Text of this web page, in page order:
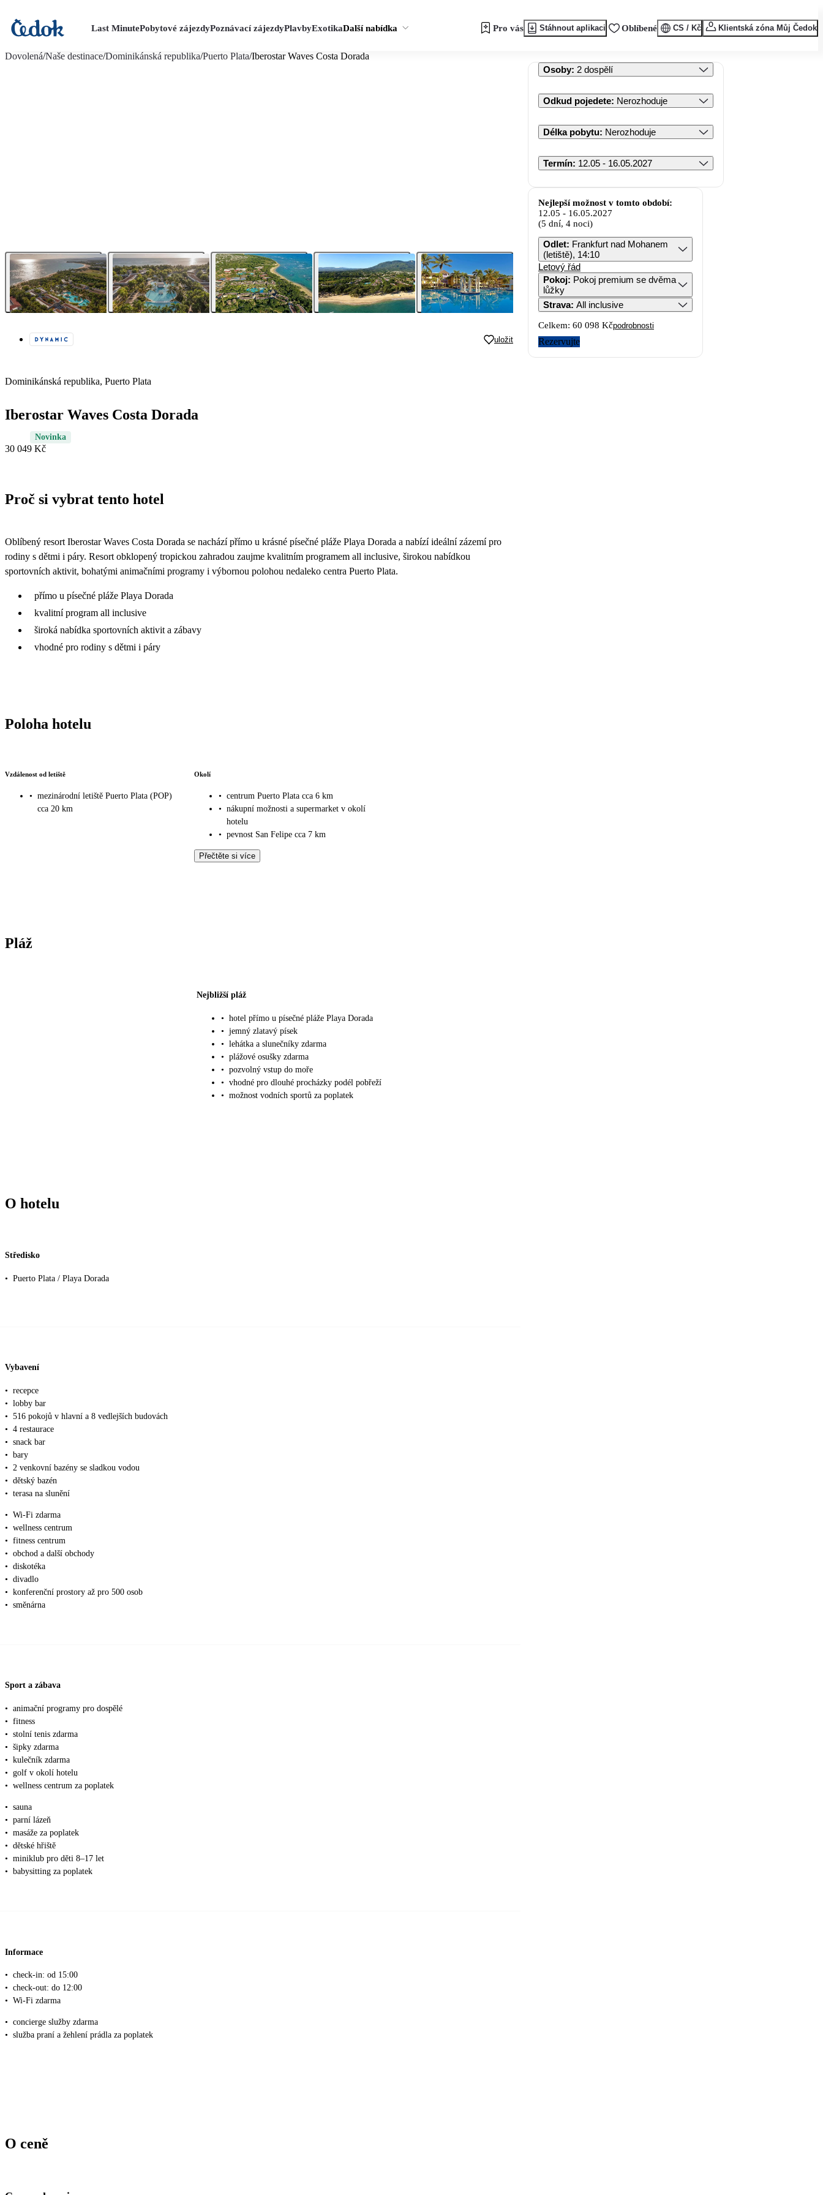
Last MinutePobytové zájezdyPoznávací zájezdyPlavbyExotikaDalší nabídka Pro vás Stáhnout aplikaci Oblíbené CS / Kč Klientská zóna Můj Čedok
Dovolená/Naše destinace/Dominikánská republika/Puerto Plata/Iberostar Waves Costa Dorada
uložit
Dominikánská republika, Puerto Plata
Iberostar Waves Costa Dorada
Novinka
30 049 Kč
Proč si vybrat tento hotel
Oblíbený resort Iberostar Waves Costa Dorada se nachází přímo u krásné písečné pláže Playa Dorada a nabízí ideální zázemí pro
rodiny s dětmi i páry. Resort obklopený tropickou zahradou zaujme kvalitním programem all inclusive, širokou nabídkou
sportovních aktivit, bohatými animačními programy i výbornou polohou nedaleko centra Puerto Plata.
přímo u písečné pláže Playa Dorada
kvalitní program all inclusive
široká nabídka sportovních aktivit a zábavy
vhodné pro rodiny s dětmi i páry
Poloha hotelu
Vzdálenost od letiště
• mezinárodní letiště Puerto Plata (POP)
cca 20 km
Okolí
• centrum Puerto Plata cca 6 km
• nákupní možnosti a supermarket v okolí
hotelu
• pevnost San Felipe cca 7 km
Přečtěte si více
Pláž
Nejbližší pláž
• hotel přímo u písečné pláže Playa Dorada
• jemný zlatavý písek
• lehátka a slunečníky zdarma
• plážové osušky zdarma
• pozvolný vstup do moře
• vhodné pro dlouhé procházky podél pobřeží
• možnost vodních sportů za poplatek
O hotelu
Středisko
• Puerto Plata / Playa Dorada
Vybavení
• recepce
• lobby bar
• 516 pokojů v hlavní a 8 vedlejších budovách
• 4 restaurace
• snack bar
• bary
•
2 venkovní bazény se sladkou vodou
• dětský bazén
• terasa na slunění
• Wi-Fi zdarma
• wellness centrum
• fitness centrum
• obchod a další obchody
• diskotéka
• divadlo
• konferenční prostory až pro 500 osob
• směnárna
Sport a zábava
• animační programy pro dospělé
• fitness
• stolní tenis zdarma
• šipky zdarma
• kulečník zdarma
• golf v okolí hotelu
• wellness centrum za poplatek
• sauna
• parní lázeň
• masáže za poplatek
• dětské hřiště
• miniklub pro děti 8–17 let
• babysitting za poplatek
Informace
• check-in: od 15:00
• check-out: do 12:00
• Wi-Fi zdarma
• concierge služby zdarma
• služba praní a žehlení prádla za poplatek
O ceně
Osoby: 2 dospělí
Odkud pojedete: Nerozhoduje
Délka pobytu: Nerozhoduje
Termín: 12.05 - 16.05.2027
Nejlepší možnost v tomto období:
12.05 - 16.05.2027
(5 dní, 4 noci)
Odlet: Frankfurt nad Mohanem
(letiště), 14:10
Letový řád
Pokoj: Pokoj premium se dvěma
lůžky
Strava: All inclusive
Celkem: 60 098 Kčpodrobnosti
Rezervujte